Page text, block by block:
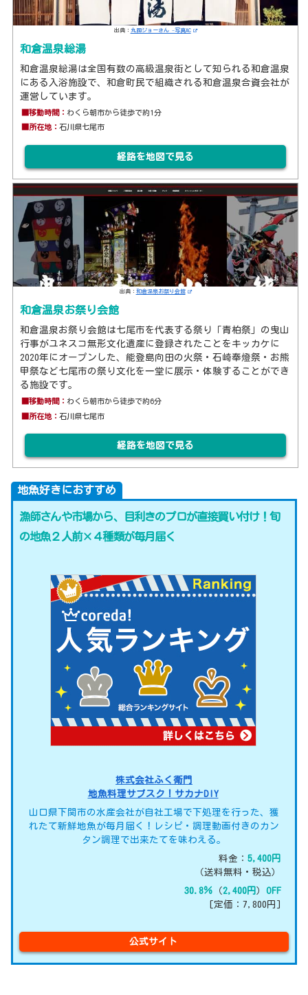
出典： 丸岡ジョーさん -写真AC
和倉温泉総湯
和倉温泉総湯は全国有数の高級温泉街として知られる和倉温泉
にある入浴施設で、和倉町民で組織される和倉温泉合資会社が
運営しています。
■移動時間： わくら朝市から徒歩で約1分
■所在地：石川県七尾市
経路を地図で見る
出典： 和倉温泉お祭り会館
和倉温泉お祭り会館
和倉温泉お祭り会館は七尾市を代表する祭り「青柏祭」の曳山
行事がユネスコ無形文化遺産に登録されたことをキッカケに
2020年にオープンした、能登島向田の火祭・石崎奉燈祭・お熊
甲祭など七尾市の祭り文化を一堂に展示・体験することができ
る施設です。
■移動時間： わくら朝市から徒歩で約6分
■所在地：石川県七尾市
経路を地図で見る
地魚好きにおすすめ
漁師さんや市場から、目利きのプロが直接買い付け！旬
の地魚２人前×４種類が毎月届く
株式会社ふく衛門
地魚料理サブスク！サカナDIY
山口県下関市の水産会社が自社工場で下処理を行った、獲
れたて新鮮地魚が毎月届く！レシピ・調理動画付きのカン
タン調理で出来たてを味わえる。
料金：5,400円
（送料無料・税込）
30.8％
（2,400円）OFF
[定価：7,800円]
公式サイト